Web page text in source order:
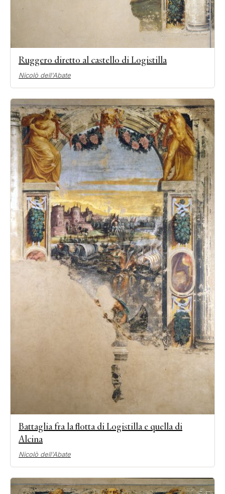
Ruggero diretto al castello di Logistilla
Nicolò dell'Abate
Battaglia fra la flotta di Logistilla e quella di
Alcina
Nicolò dell'Abate